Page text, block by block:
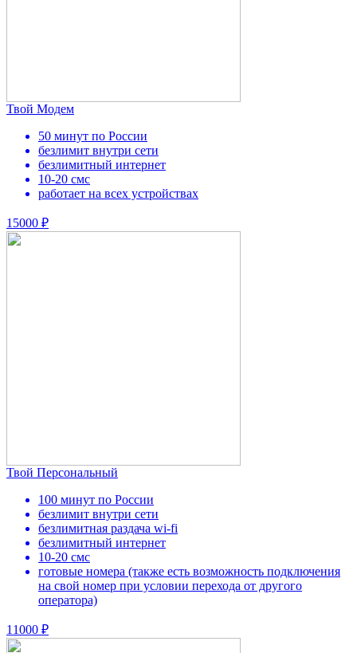
Твой Модем
50 минут по России
безлимит внутри сети
безлимитный интернет
10-20 смс
работает на всех устройствах
15000 ₽
Твой Персональный
100 минут по России
безлимит внутри сети
безлимитная раздача wi-fi
безлимитный интернет
10-20 смс
готовые номера (также есть возможность подключения
на свой номер при условии перехода от другого
оператора)
11000 ₽